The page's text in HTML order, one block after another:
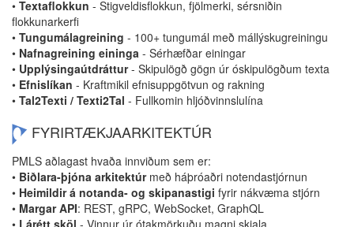
• Textaflokkun - Stigveldisflokkun, fjölmerki, sérsniðin
flokkunarkerfi
• Tungumálagreining - 100+ tungumál með mállýskugreiningu
• Nafnagreining eininga - Sérhæfðar einingar
• Upplýsingaútdráttur- Skipulögð gögn úr óskipulögðum texta
• Efnislíkan - Kraftmikil efnisuppgötvun og rakning
• Tal2Texti / Texti2Tal - Fullkomin hljóðvinnslulína
FYRIRTÆKJAARKITEKTÚR
PMLS aðlagast hvaða innviðum sem er:
• Biðlara-þjóna arkitektúrmeð háþróaðri notendastjórnun
• Heimildir á notanda- og skipanastigi fyrir nákvæma stjórn
• Margar API: REST, gRPC, WebSocket, GraphQL
• Lárétt sköl - Vinnur úr ótakmörkuðu magni skjala